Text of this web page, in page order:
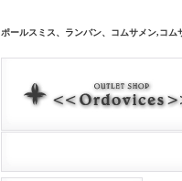
ポールスミス、ランバン、コムサメン,コ